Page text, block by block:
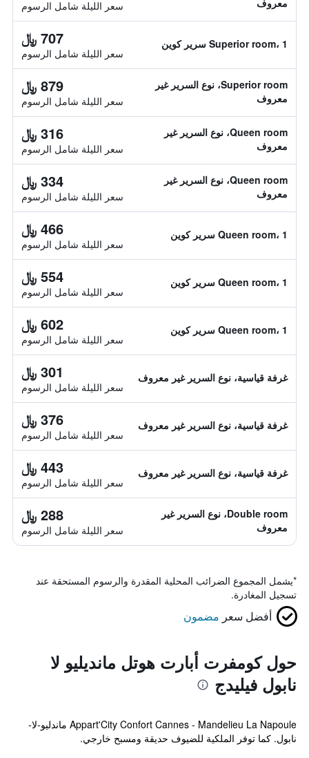
معروف
سعر الليلة شامل الرسوم
Superior room، 1 سرير كوين 707 ﷼
سعر الليلة شامل الرسوم
Superior room، نوع السرير غير
معروف
879 ﷼
سعر الليلة شامل الرسوم
Queen room، نوع السرير غير
معروف
316 ﷼
سعر الليلة شامل الرسوم
Queen room، نوع السرير غير
معروف
334 ﷼
سعر الليلة شامل الرسوم
Queen room، 1 سرير كوين 466 ﷼
سعر الليلة شامل الرسوم
Queen room، 1 سرير كوين 554 ﷼
سعر الليلة شامل الرسوم
Queen room، 1 سرير كوين 602 ﷼
سعر الليلة شامل الرسوم
غرفة قياسية، نوع السرير غير معروف 301 ﷼
سعر الليلة شامل الرسوم
غرفة قياسية، نوع السرير غير معروف 376 ﷼
سعر الليلة شامل الرسوم
غرفة قياسية، نوع السرير غير معروف 443 ﷼
سعر الليلة شامل الرسوم
Double room، نوع السرير غير
معروف
288 ﷼
سعر الليلة شامل الرسوم
*يشمل المجموع الضرائب المحلية المقدرة والرسوم المستحقة عند
تسجيل المغادرة.
أفضل سعر مضمون
حول كومفرت أبارت هوتل مانديليو لا
نابول فيليدج
Appart'City Confort Cannes - Mandelieu La Napoule ماندليو-لا-
نابول. كما توفر الملكية للضيوف حديقة ومسبح خارجي.